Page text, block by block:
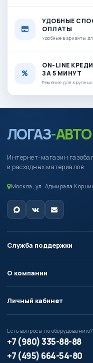
УДОБНЫЕ
ОПЛАТЫ
Удобные варианты
ON-LINE
ЗА 5 МИНУТ
Решение для крупных
ЛОГАЗ-АВТО
Интернет-магазин
и расходных материалов.
Москва, ул. Адмирала
Служба поддержки
О компании
Личный кабинет
Есть вопросы по оборудованию?
+7 (980) 335-88-88
+7 (495) 664-54-80